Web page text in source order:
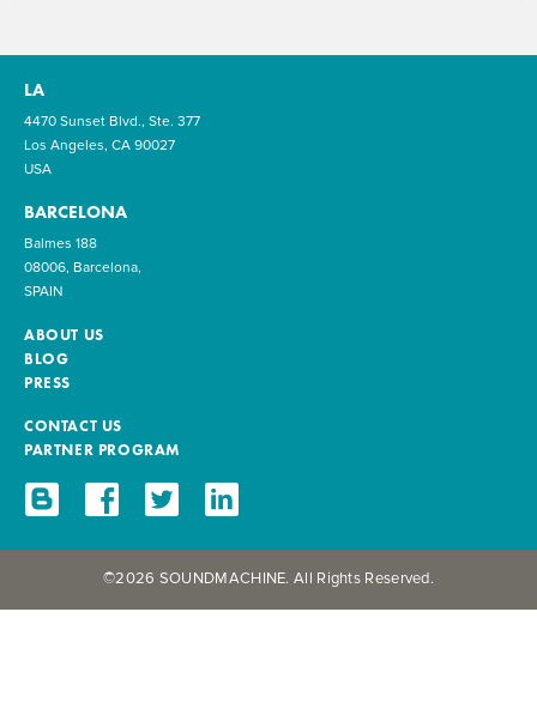
LA
4470 Sunset Blvd., Ste. 377
Los Angeles, CA 90027
USA
BARCELONA
Balmes 188
08006, Barcelona,
SPAIN
ABOUT US
BLOG
PRESS
CONTACT US
PARTNER PROGRAM
©2026 SOUNDMACHINE. All Rights Reserved.